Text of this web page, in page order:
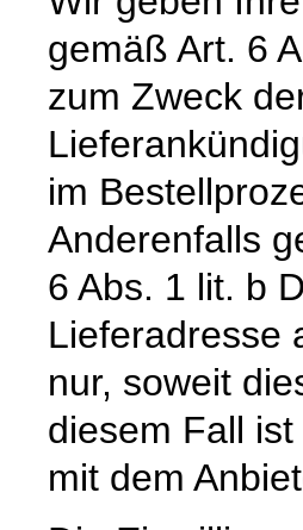
gemäß Art. 6
zum Zweck
im
Anderenfalls
6 Abs. 1 lit. b
Lieferadresse
nur, soweit
diesem Fall
mit dem